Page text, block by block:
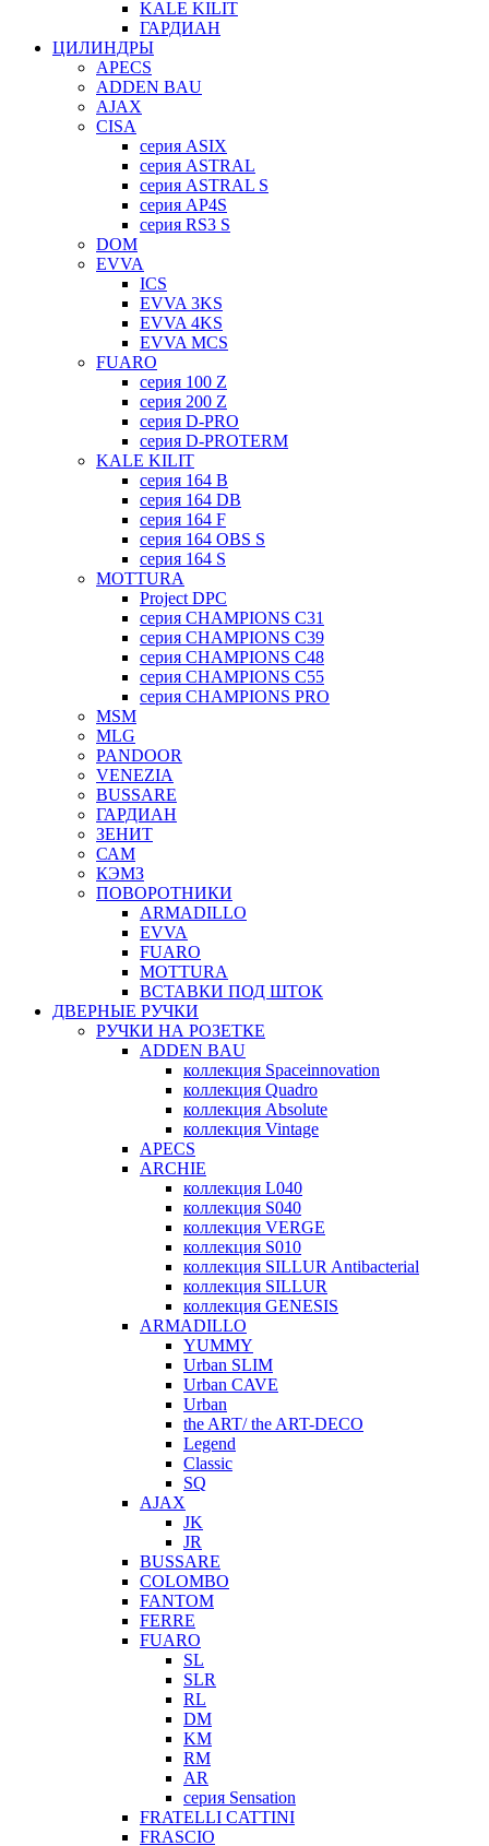
KALE KILIT
ГАРДИАН
ЦИЛИНДРЫ
APECS
ADDEN BAU
AJAX
CISA
серия ASIX
серия ASTRAL
серия ASTRAL S
серия AP4S
серия RS3 S
DOM
EVVA
ICS
EVVA 3KS
EVVA 4KS
EVVA MCS
FUARO
серия 100 Z
серия 200 Z
серия D-PRO
серия D-PROTERM
KALE KILIT
серия 164 B
серия 164 DB
серия 164 F
серия 164 OBS S
серия 164 S
MOTTURA
Project DPC
серия CHAMPIONS C31
серия CHAMPIONS C39
серия CHAMPIONS C48
серия CHAMPIONS C55
серия CHAMPIONS PRO
MSM
MLG
PANDOOR
VENEZIA
BUSSARE
ГАРДИАН
ЗЕНИТ
САМ
КЭМЗ
ПОВОРОТНИКИ
ARMADILLO
EVVA
FUARO
MOTTURA
ВСТАВКИ ПОД ШТОК
ДВЕРНЫЕ РУЧКИ
РУЧКИ НА РОЗЕТКЕ
ADDEN BAU
коллекция Spaceinnovation
коллекция Quadro
коллекция Absolute
коллекция Vintage
APECS
ARCHIE
коллекция L040
коллекция S040
коллекция VERGE
коллекция S010
коллекция SILLUR Antibacterial
коллекция SILLUR
коллекция GENESIS
ARMADILLO
YUMMY
Urban SLIM
Urban CAVE
Urban
the ART/ the ART-DECO
Legend
Classic
SQ
AJAX
JK
JR
BUSSARE
COLOMBO
FANTOM
FERRE
FUARO
SL
SLR
RL
DM
KM
RM
AR
серия Sensation
FRATELLI CATTINI
FRASCIO